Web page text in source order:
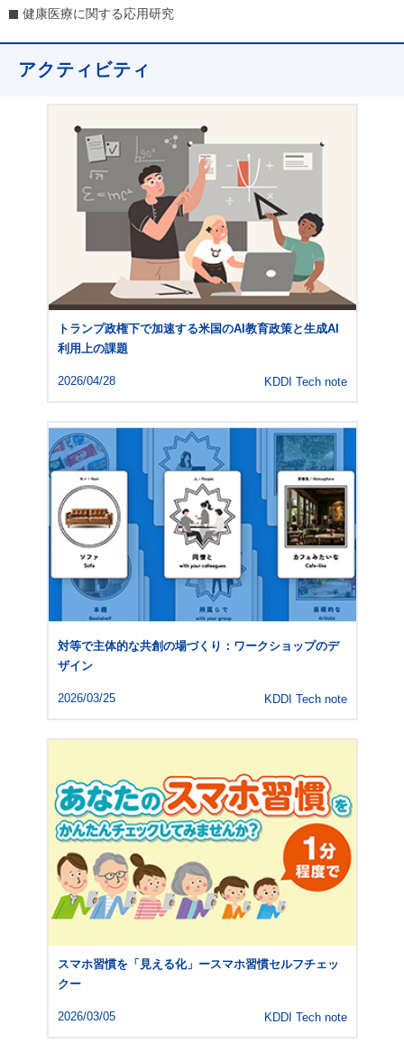
健康医療に関する応用研究
アクティビティ
トランプ政権下で加速する米国のAI教育政策と生成AI
利用上の課題
2026/04/28 KDDI Tech note
対等で主体的な共創の場づくり：ワークショップのデ
ザイン
2026/03/25 KDDI Tech note
スマホ習慣を「見える化」ースマホ習慣セルフチェッ
クー
2026/03/05 KDDI Tech note